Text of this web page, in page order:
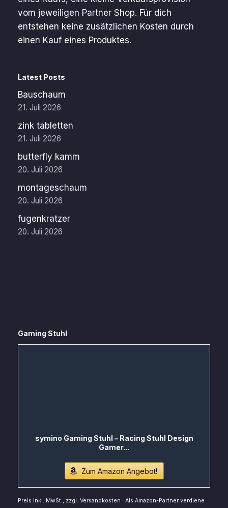
vom jeweiligen Partner Shop. Für dich
entstehen keine zusätzlichen Kosten durch
einen Kauf eines Produktes.
Latest Posts
Bauschaum
21. Juli 2026
zink tabletten
21. Juli 2026
butterfly kamm
20. Juli 2026
montageschaum
20. Juli 2026
fugenkratzer
20. Juli 2026
Gaming Stuhl
symino Gaming Stuhl – Racing Stuhl Design
Gamer...
Zum Amazon Angebot!
Preis inkl. MwSt., zzgl. Versandkosten · Als Amazon-Partner verdiene